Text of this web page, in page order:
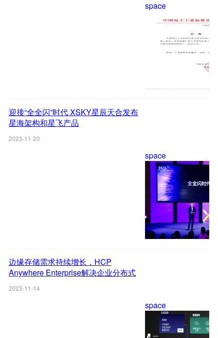
space
space
迎接“全全闪”时代 XSKY星辰天合发布
星海架构和星飞产品
2023-11-20
space
边缘存储需求持续增长，HCP
Anywhere Enterprise解决企业分布式
2023-11-14